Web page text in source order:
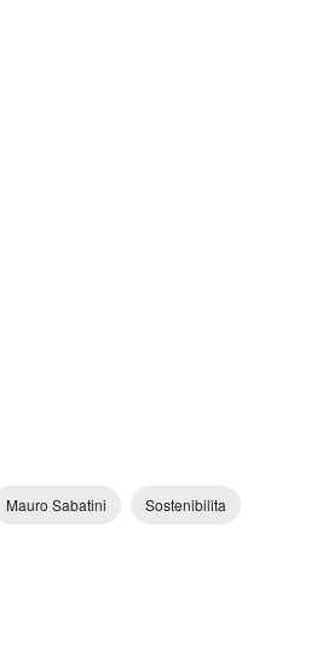
Mauro Sabatini Sostenibilita